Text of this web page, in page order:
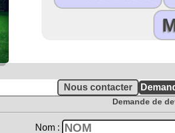
Demande de
Nom :